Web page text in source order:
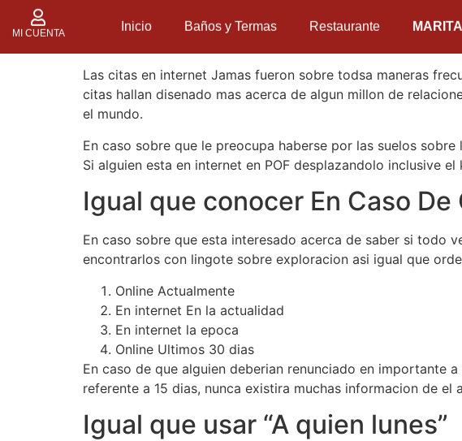
MI CUENTA
Inicio Baños y Termas Restaurante
Las citas en internet Jamas fueron sobre todsa maneras
citas hallan disenado mas acerca de algun millon de
el mundo.
En caso sobre que le preocupa haberse por las suelos
Si alguien esta en internet en POF desplazandolo inclusive
Igual que conocer En Caso
En caso sobre que esta interesado acerca de saber si todo
encontrarlos con lingote sobre exploracion asi igual que
Online Actualmente
En internet En la actualidad
En internet la epoca
Online Ultimos 30 dias
En caso de que alguien deberian renunciado en importante
referente a 15 dias, nunca existira muchas informacion de el
Igual que usar “A quien lunes”